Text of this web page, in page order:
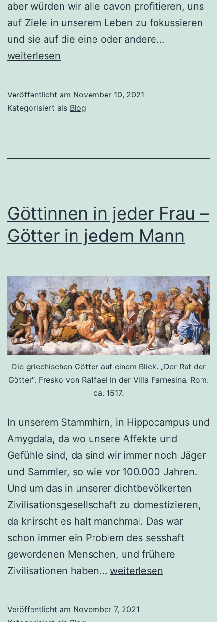
aber würden wir alle davon profitieren, uns
auf Ziele in unserem Leben zu fokussieren
und sie auf die eine oder andere…
weiterlesen
Veröffentlicht am November 10, 2021
Kategorisiert als Blog
Göttinnen in jeder Frau –
Götter in jedem Mann
Die griechischen Götter auf einem Blick. „Der Rat der
Götter“. Fresko von Raffael in der Villa Farnesina. Rom.
ca. 1517.
In unserem Stammhirn, in Hippocampus und
Amygdala, da wo unsere Affekte und
Gefühle sind, da sind wir immer noch Jäger
und Sammler, so wie vor 100.000 Jahren.
Und um das in unserer dichtbevölkerten
Zivilisationsgesellschaft zu domestizieren,
da knirscht es halt manchmal. Das war
schon immer ein Problem des sesshaft
gewordenen Menschen, und frühere
Zivilisationen haben… Göttinnen
weiterlesen
Veröffentlicht am November 7, 2021